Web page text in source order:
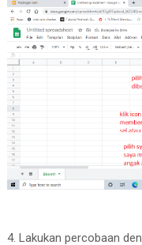
4. Lakukan percobaan